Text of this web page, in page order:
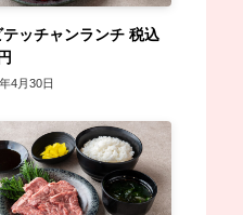
テッチャンランチ 税込
4月30日